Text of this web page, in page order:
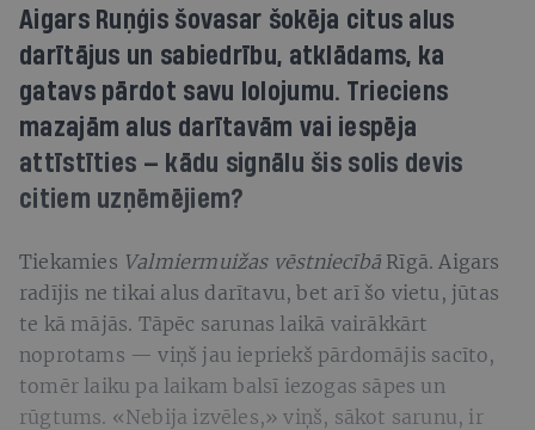
Aigars Ruņģis šovasar šokēja citus alus
darītājus un sabiedrību, atklādams, ka
gatavs pārdot savu lolojumu. Trieciens
mazajām alus darītavām vai iespēja
attīstīties — kādu signālu šis solis devis
citiem uzņēmējiem?
Tiekamies Valmiermuižas vēstniecībā Rīgā. Aigars
radījis ne tikai alus darītavu, bet arī šo vietu, jūtas
te kā mājās. Tāpēc sarunas laikā vairākkārt
noprotams — viņš jau iepriekš pārdomājis sacīto,
tomēr laiku pa laikam balsī iezogas sāpes un
rūgtums. «Nebija izvēles,» viņš, sākot sarunu, ir